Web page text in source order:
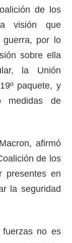
de los
visión que
guerra, por lo
sobre ella
la Unión
paquete, y
medidas de
afirmó
de los
presentes en
la seguridad
no es